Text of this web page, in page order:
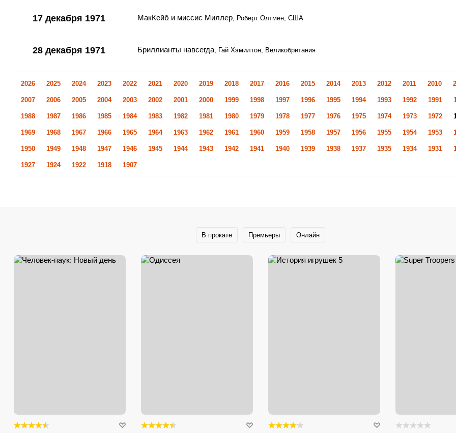
17 декабря 1971 МакКейб и миссис Миллер, Роберт Олтмен, США
28 декабря 1971 Бриллианты навсегда, Гай Хэмилтон, Великобритания
2026 2025 2024 2023 2022 2021 2020 2019 2018 2017 2016 2015 2014 2013 2012 2011 2010
2007 2006 2005 2004 2003 2002 2001 2000 1999 1998 1997 1996 1995 1994 1993 1992 1991
1988 1987 1986 1985 1984 1983 1982 1981 1980 1979 1978 1977 1976 1975 1974 1973 1972
1969 1968 1967 1966 1965 1964 1963 1962 1961 1960 1959 1958 1957 1956 1955 1954 1953
1950 1949 1948 1947 1946 1945 1944 1943 1942 1941 1940 1939 1938 1937 1935 1934 1931
1927 1924 1922 1918 1907
В прокате Премьеры Онлайн